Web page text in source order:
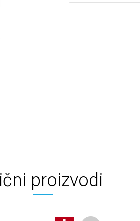
proizvodi